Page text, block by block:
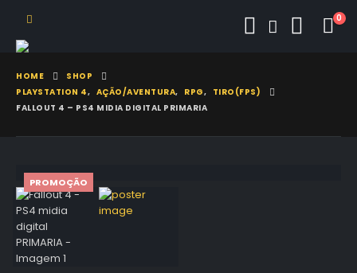
0
HOME
SHOP
PLAYSTATION 4, AÇÃO/AVENTURA, RPG, TIRO(FPS)
FALLOUT 4 – PS4 MIDIA DIGITAL PRIMARIA
PROMOÇÃO